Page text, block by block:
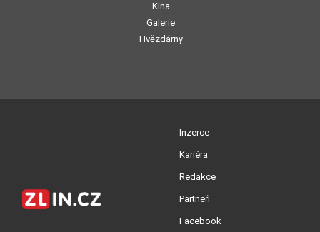
Kina
Galerie
Hvězdárny
Inzerce
Kariéra
Redakce
Partneři
Facebook